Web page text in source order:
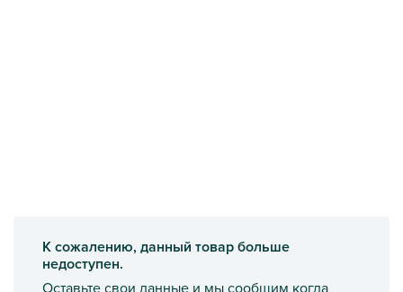
К сожалению, данный товар больше
недоступен.
Оставьте свои данные и мы сообщим когда